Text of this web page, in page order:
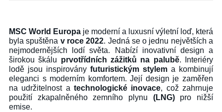
MSC World Europa je moderní a luxusní výletní loď, která
byla spuštěna v roce 2022. Jedná se o jednu největších a
nejmodernějších lodí světa. Nabízí inovativní design a
širokou škálu prvotřídních zážitků na palubě. Interiéry
lodě jsou inspirovány futuristickým stylem a kombinují
eleganci s moderním komfortem. Její design je zaměřen
na udržitelnost a technologické inovace, což zahrnuje
použití zkapalněného zemního plynu (LNG)pro nižší
emise.